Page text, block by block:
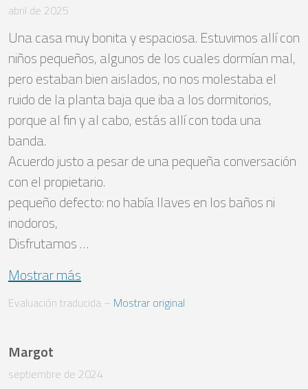
abril de 2025
Una casa muy bonita y espaciosa. Estuvimos allí con
niños pequeños, algunos de los cuales dormían mal,
pero estaban bien aislados, no nos molestaba el
ruido de la planta baja que iba a los dormitorios,
porque al fin y al cabo, estás allí con toda una
banda.
Acuerdo justo a pesar de una pequeña conversación
con el propietario.
pequeño defecto: no había llaves en los baños ni
inodoros,
Disfrutamos …
Mostrar más
Evaluación traducida – Mostrar original
Margot
septiembre de 2024